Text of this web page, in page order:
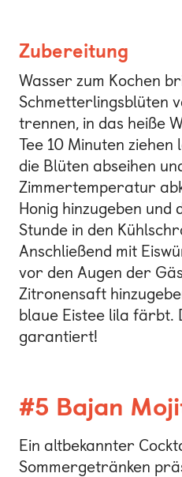
Zubereitung
Wasser zum Kochen
Schmetterlingsblüten
trennen, in das heiße
Tee 10 Minuten ziehen
die Blüten abseihen
Zimmertemperatur
Honig hinzugeben und
Stunde in den
Anschließend mit
vor den Augen der
Zitronensaft
blaue Eistee lila färbt.
garantiert!
#5 Bajan
Ein altbekannter
Sommergetränken